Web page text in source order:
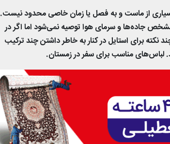
از ماست و به فصل یا زمان خاصی محدود نیست.
جاده‌ها و سرمای هوا توصیه نمی‌شود اما اگر در
برای استایل در کنار به خاطر داشتن چند ترکیب
لباس‌های مناسب برای سفر در زمستان.